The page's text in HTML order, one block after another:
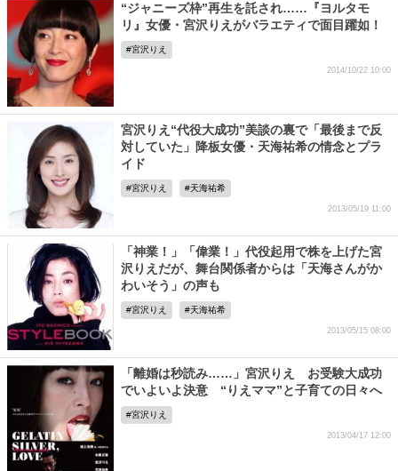
“ジャニーズ枠”再生を託され……『ヨルタモ
リ』女優・宮沢りえがバラエティで面目躍如！
宮沢りえ
2014/10/22 10:00
宮沢りえ“代役大成功”美談の裏で「最後まで反
対していた」降板女優・天海祐希の情念とプラ
イド
宮沢りえ 天海祐希
2013/05/19 11:00
「神業！」「偉業！」代役起用で株を上げた宮
沢りえだが、舞台関係者からは「天海さんがか
わいそう」の声も
宮沢りえ 天海祐希
2013/05/15 08:00
「離婚は秒読み……」宮沢りえ お受験大成功
でいよいよ決意 “りえママ”と子育ての日々へ
宮沢りえ
2013/04/17 12:00